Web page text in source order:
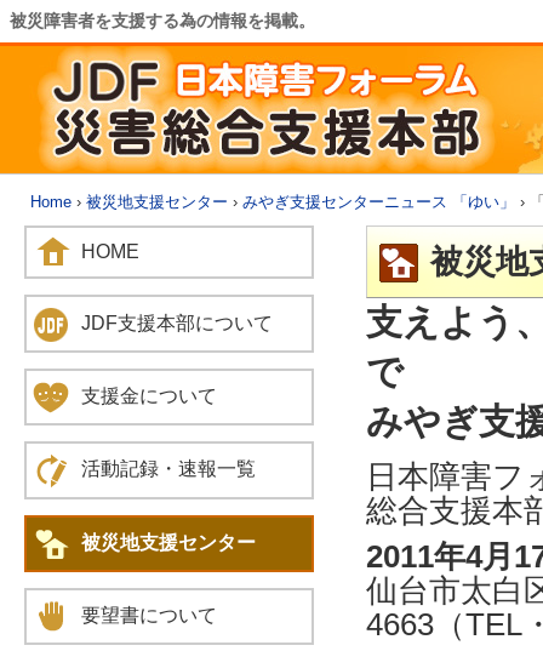
被災障害者を支援する為の情報を掲載。
Home › 被災地支援センター › みやぎ支援センターニュース 「ゆい」 ›
被災地
支えよう
で
みやぎ支
日本障害フ
総合支援本
2011年4月
仙台市太白
4663（TEL
HOME
JDF支援本部について
支援金について
活動記録・速報一覧
被災地支援センター
要望書について